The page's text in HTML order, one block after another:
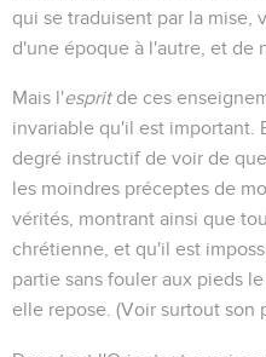
qui se traduisent par la mise,
d'une époque à l'autre, et de
Mais l'espritde ces
invariable qu'il est important.
degré instructif de voir de
les moindres préceptes de
vérités, montrant ainsi que
chrétienne, et qu'il est
partie sans fouler aux pieds
elle repose. (Voir surtout son